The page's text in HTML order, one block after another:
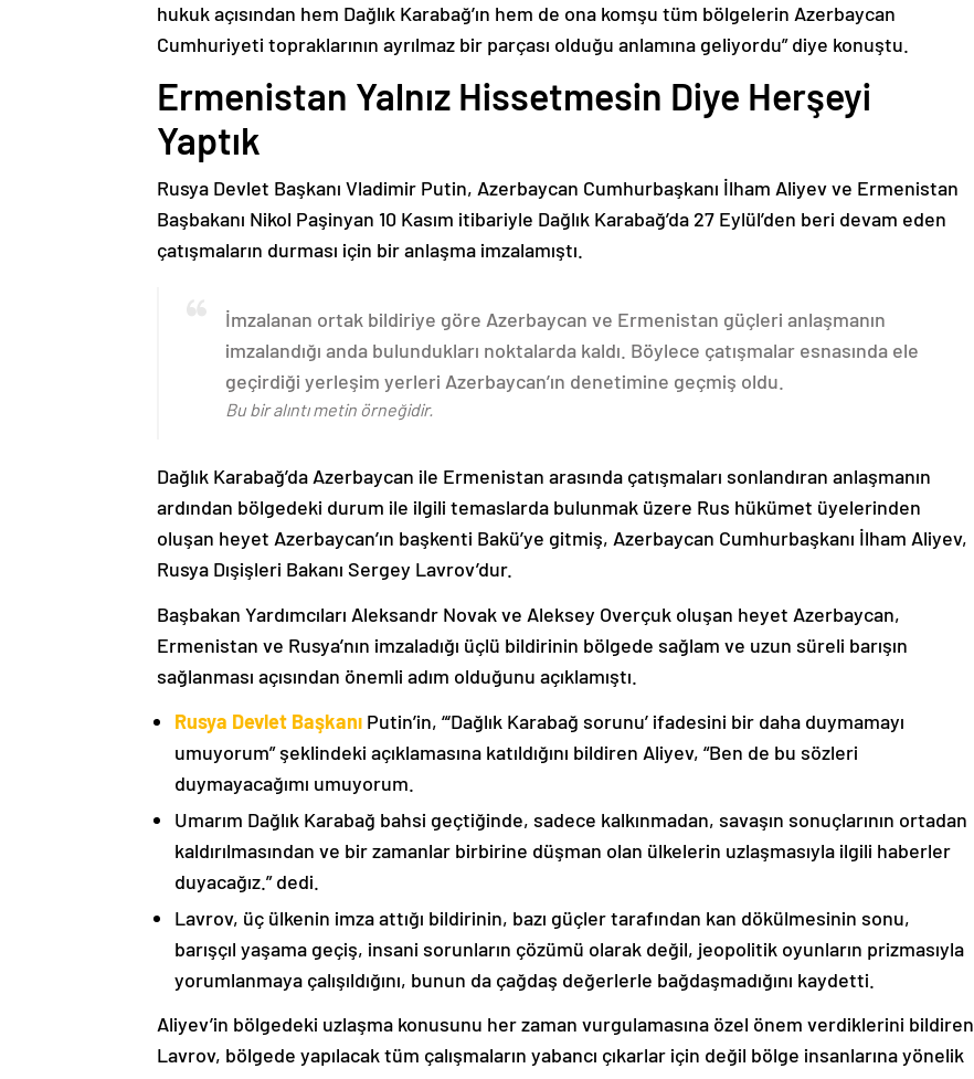
hukuk açısından hem Dağlık Karabağ’ın hem de ona komşu tüm bölgelerin Azerbaycan
Cumhuriyeti topraklarının ayrılmaz bir parçası olduğu anlamına geliyordu” diye konuştu.
Ermenistan Yalnız Hissetmesin Diye Herşeyi
Yaptık
Rusya Devlet Başkanı Vladimir Putin, Azerbaycan Cumhurbaşkanı İlham Aliyev ve Ermenistan
Başbakanı Nikol Paşinyan 10 Kasım itibariyle Dağlık Karabağ’da 27 Eylül’den beri devam eden
çatışmaların durması için bir anlaşma imzalamıştı.
İmzalanan ortak bildiriye göre Azerbaycan ve Ermenistan güçleri anlaşmanın
imzalandığı anda bulundukları noktalarda kaldı. Böylece çatışmalar esnasında ele
geçirdiği yerleşim yerleri Azerbaycan’ın denetimine geçmiş oldu.
Bu bir alıntı metin örneğidir.
Dağlık Karabağ’da Azerbaycan ile Ermenistan arasında çatışmaları sonlandıran anlaşmanın
ardından bölgedeki durum ile ilgili temaslarda bulunmak üzere Rus hükümet üyelerinden
oluşan heyet Azerbaycan’ın başkenti Bakü’ye gitmiş, Azerbaycan Cumhurbaşkanı İlham Aliyev,
Rusya Dışişleri Bakanı Sergey Lavrov’dur.
Başbakan Yardımcıları Aleksandr Novak ve Aleksey Overçuk oluşan heyet Azerbaycan,
Ermenistan ve Rusya’nın imzaladığı üçlü bildirinin bölgede sağlam ve uzun süreli barışın
sağlanması açısından önemli adım olduğunu açıklamıştı.
Rusya Devlet Başkanı Putin’in, “‘Dağlık Karabağ sorunu’ ifadesini bir daha duymamayı
umuyorum” şeklindeki açıklamasına katıldığını bildiren Aliyev, “Ben de bu sözleri
duymayacağımı umuyorum.
Umarım Dağlık Karabağ bahsi geçtiğinde, sadece kalkınmadan, savaşın sonuçlarının ortadan
kaldırılmasından ve bir zamanlar birbirine düşman olan ülkelerin uzlaşmasıyla ilgili haberler
duyacağız.” dedi.
Lavrov, üç ülkenin imza attığı bildirinin, bazı güçler tarafından kan dökülmesinin sonu,
barışçıl yaşama geçiş, insani sorunların çözümü olarak değil, jeopolitik oyunların prizmasıyla
yorumlanmaya çalışıldığını, bunun da çağdaş değerlerle bağdaşmadığını kaydetti.
Aliyev’in bölgedeki uzlaşma konusunu her zaman vurgulamasına özel önem verdiklerini bildiren
Lavrov, bölgede yapılacak tüm çalışmaların yabancı çıkarlar için değil bölge insanlarına yönelik